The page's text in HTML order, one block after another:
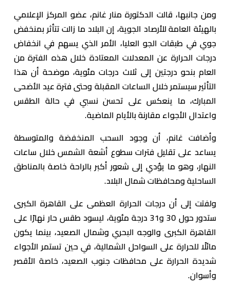
ومن جانبها، قالت الدكتورة منار غانم، عضو المركز الإعلامي
بالهيئة العامة للأرصاد الجوية، إن البلاد ما زالت تتأثر بمنخفض
جوي في طبقات الجو العليا، الأمر الذي يسهم في انخفاض
درجات الحرارة عن المعدلات المعتادة خلال هذه الفترة من
العام بنحو درجتين إلى ثلاث درجات مئوية، موضحة أن هذا
التأثير سيستمر خلال الساعات المقبلة وحتى فترة عيد الأضحى
المبارك، ما ينعكس على تحسن نسبي في حالة الطقس
واعتدال الأجواء مقارنة بالأيام الماضية.
وأضافت غانم، أن وجود السحب المنخفضة والمتوسطة
يساعد على تقليل فترات سطوع أشعة الشمس خلال ساعات
النهار، وهو ما يؤدي إلى شعور أكبر بالراحة خاصة بالمناطق
الساحلية ومحافظات شمال البلاد.
ولفتت إلى أن درجات الحرارة العظمى على القاهرة الكبرى
ستدور حول 30 و31 درجة مئوية، ليسود طقس حار نهارًا على
القاهرة الكبرى والوجه البحري وشمال الصعيد، بينما يكون
مائلًا للحرارة على السواحل الشمالية، في حين تستمر الأجواء
شديدة الحرارة على محافظات جنوب الصعيد، خاصة الأقصر
وأسوان.